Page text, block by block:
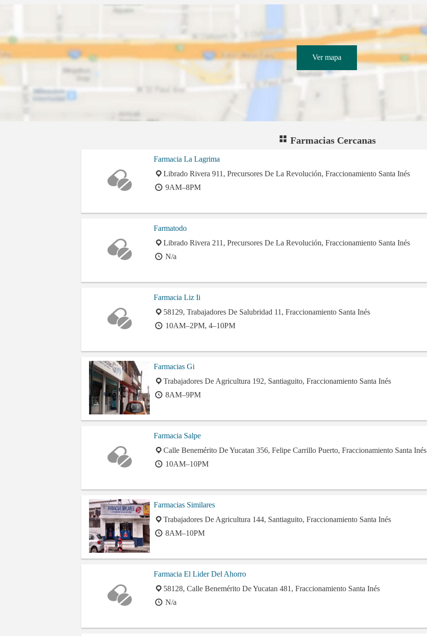
Ver mapa
Farmacias Cercanas
Farmacia La Lagrima
Librado Rivera 911, Precursores De La Revolución, Fraccionamiento Santa Inés
9AM–8PM
Farmatodo
Librado Rivera 211, Precursores De La Revolución, Fraccionamiento Santa Inés
N/a
Farmacia Liz Ii
58129, Trabajadores De Salubridad 11, Fraccionamiento Santa Inés
10AM–2PM, 4–10PM
Farmacias Gi
Trabajadores De Agricultura 192, Santiaguito, Fraccionamiento Santa Inés
8AM–9PM
Farmacia Salpe
Calle Benemérito De Yucatan 356, Felipe Carrillo Puerto, Fraccionamiento Santa Inés
10AM–10PM
Farmacias Similares
Trabajadores De Agricultura 144, Santiaguito, Fraccionamiento Santa Inés
8AM–10PM
Farmacia El Lider Del Ahorro
58128, Calle Benemérito De Yucatan 481, Fraccionamiento Santa Inés
N/a